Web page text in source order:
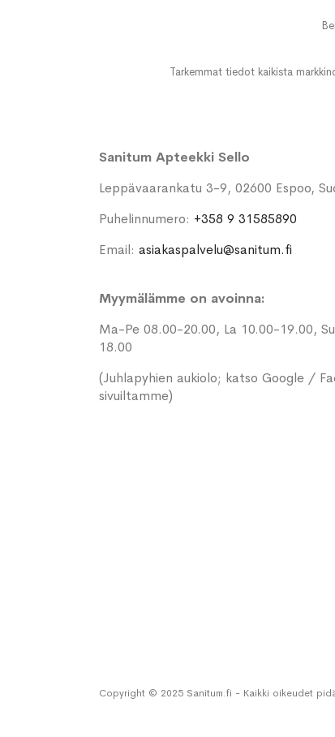
Tarkemmat tiedot kaikista
Sanitum Apteekki Sello
Leppävaarankatu 3-9, 02600 Espoo,
Puhelinnumero: +358 9 31585890
Email: asiakaspalvelu@sanitum.fi
Myymälämme on avoinna:
Ma-Pe 08.00-20.00, La 10.00-19.00,
18.00
(Juhlapyhien aukiolo; katso Google /
sivuiltamme)
Copyright © 2025 Sanitum.fi - Kaikki oikeudet